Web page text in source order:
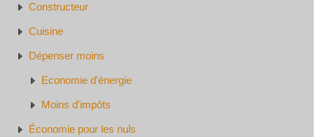
Constructeur
Cuisine
Dépenser moins
Economie d'énergie
Moins d'impôts
Économie pour les nuls